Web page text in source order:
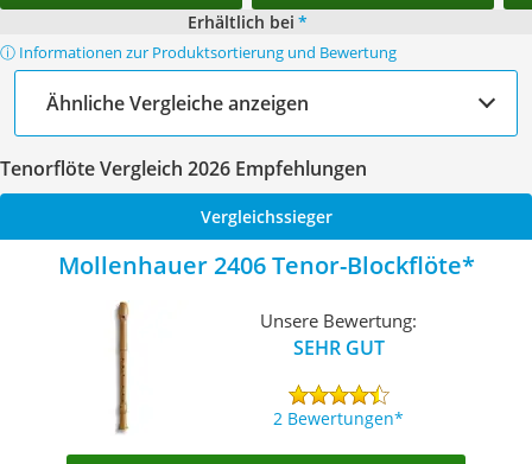
Erhältlich bei *
ⓘ Informationen zur Produktsortierung und Bewertung
Ähnliche Vergleiche anzeigen
Tenorflöte Vergleich 2026 Empfehlungen
Vergleichssieger
Mollenhauer 2406 Tenor-Blockflöte
Unsere Bewertung:
SEHR GUT
2 Bewertungen